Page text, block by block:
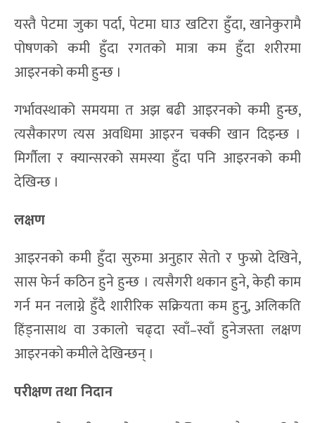
यस्तै पेटमा जुका पर्दा, पेटमा घाउ खटिरा हुँदा, खानेकुरामै
पोषणको कमी हुँदा रगतको मात्रा कम हुँदा शरीरमा
आइरनको कमी हुन्छ ।
गर्भावस्थाको समयमा त अझ बढी आइरनको कमी हुन्छ,
त्यसैकारण त्यस अवधिमा आइरन चक्की खान दिइन्छ ।
मिर्गौला र क्यान्सरको समस्या हुँदा पनि आइरनको कमी
देखिन्छ ।
लक्षण
आइरनको कमी हुँदा सुरुमा अनुहार सेतो र फुस्रो देखिने,
सास फेर्न कठिन हुने हुन्छ । त्यसैगरी थकान हुने, केही काम
गर्न मन नलाग्ने हुँदै शारीरिक सक्रियता कम हुनु, अलिकति
हिंड्नासाथ वा उकालो चढ्दा स्वाँ–स्वाँ हुनेजस्ता लक्षण
आइरनको कमीले देखिन्छन् ।
परीक्षण तथा निदान